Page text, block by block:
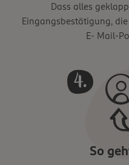
Dass alles
Eingangsbestätigung,
E- Mail-
So